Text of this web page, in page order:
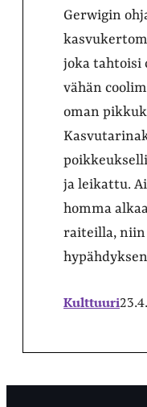
Gerwigin
joka tahtoisi
vähän
oman
ja leikattu.
homma
raiteilla, niin
Kulttuuri